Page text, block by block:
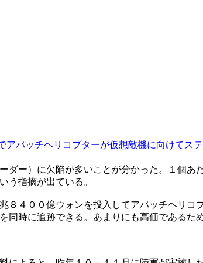
アパッチヘリコプターが仮想敵機に向けてス
ー）に欠陥が多いことが分かった。１個あ
う指摘が出ている。
４００億ウォンを投入してアパッチヘリコ
時に追跡できる。あまりにも高価であるた